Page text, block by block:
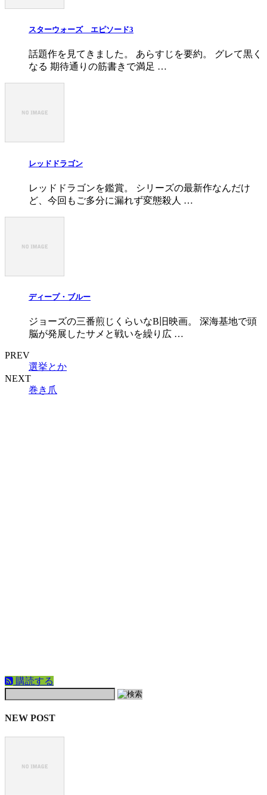
スターウォーズ エピソード3
話題作を見てきました。 あらすじを要約。 グレて黒く
なる 期待通りの筋書きで満足 …
レッドドラゴン
レッドドラゴンを鑑賞。 シリーズの最新作なんだけ
ど、今回もご多分に漏れず変態殺人 …
ディープ・ブルー
ジョーズの三番煎じくらいなB旧映画。 深海基地で頭
脳が発展したサメと戦いを繰り広 …
PREV
選挙とか
NEXT
巻き爪
購読する
NEW POST